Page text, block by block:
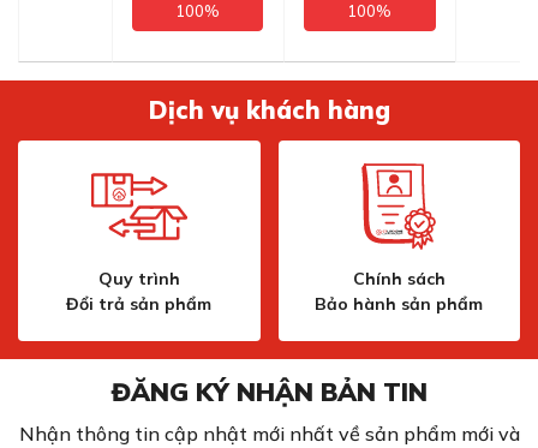
100%
100%
Dịch vụ khách hàng
Quy trình
Đổi trả sản phẩm
Chính sách
Bảo hành sản phẩm
ĐĂNG KÝ NHẬN BẢN TIN
Nhận thông tin cập nhật mới nhất về sản phẩm mới và